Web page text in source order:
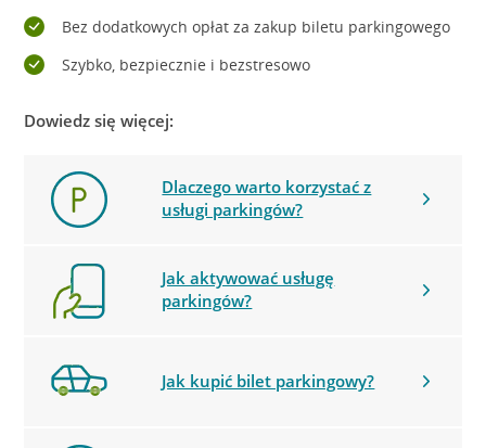
Bez dodatkowych opłat za zakup biletu parkingowego
Szybko, bezpiecznie i bezstresowo
Dowiedz się więcej:
Dlaczego warto korzystać z
usługi parkingów?
Jak aktywować usługę
parkingów?
Jak kupić bilet parkingowy?